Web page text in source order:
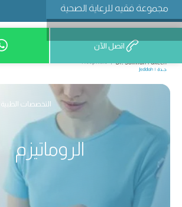
مجموعة فقيه للرعاية الصحية
12777 اتصل الآن
الروماتيزم
التخصصات الطبية